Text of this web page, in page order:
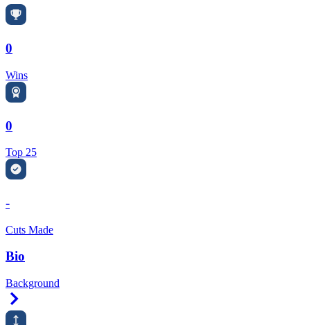
0
Wins
0
Top 25
-
Cuts Made
Bio
Background